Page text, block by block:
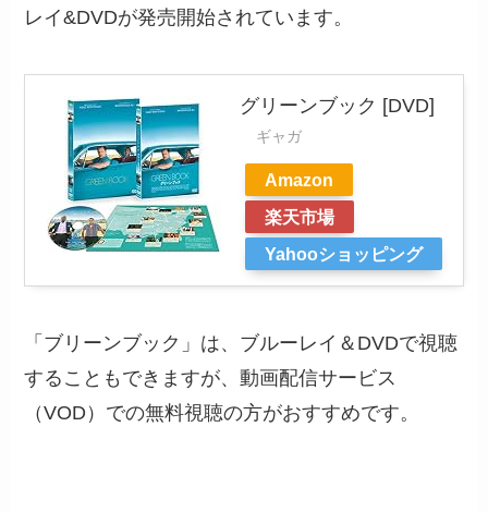
レイ&DVDが発売開始されています。
グリーンブック [DVD]
ギャガ
Amazon
楽天市場
Yahooショッピング
「ブリーンブック」は、ブルーレイ＆DVDで視聴
することもできますが、動画配信サービス
（VOD）での無料視聴の方がおすすめです。